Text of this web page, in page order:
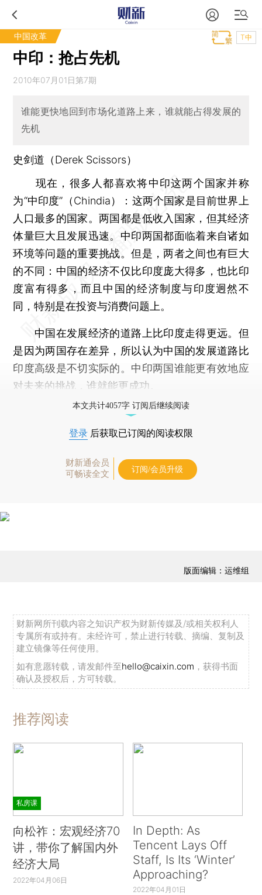
中国改革 T中
中印：抢占先机
2010年07月01日第7期
谁能更快地回到市场化道路上来，谁就能占得发展的
先机
史剑道（Derek Scissors）
现在，很多人都喜欢将中印这两个国家并称
为“中印度”（Chindia）：这两个国家是目前世界上
人口最多的国家。两国都是低收入国家，但其经济
体量巨大且发展迅速。中印两国都面临着来自诸如
环境等问题的重要挑战。但是，两者之间也有巨大
的不同：中国的经济不仅比印度庞大得多，也比印
度富有得多，而且中国的经济制度与印度迥然不
同，特别是在投资与消费问题上。
中国在发展经济的道路上比印度走得更远。但
是因为两国存在差异，所以认为中国的发展道路比
印度高级是不切实际的。中印两国谁能更有效地应
对未来的挑战，谁就能更成功。
本文共计4057字 订阅后继续阅读
登录 后获取已订阅的阅读权限
财新通会员
可畅读全文
订阅/会员升级
版面编辑：运维组
财新网所刊载内容之知识产权为财新传媒及/或相关权利人
专属所有或持有。未经许可，禁止进行转载、摘编、复制及
建立镜像等任何使用。
如有意愿转载，请发邮件至hello@caixin.com ，获得书面
确认及授权后，方可转载。
推荐阅读
私房课
向松祚：宏观经济70
讲，带你了解国内外
经济大局
2022年04月06日
In Depth: As
Tencent Lays Off
Staff, Is Its ‘Winter’
Approaching?
2022年04月01日